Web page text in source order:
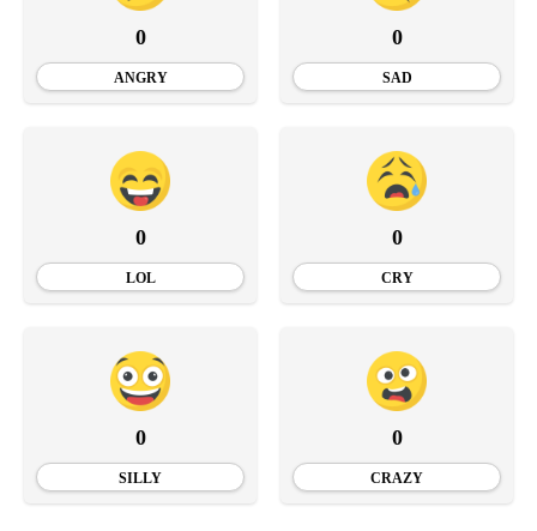
0
ANGRY
0
SAD
0
LOL
0
CRY
0
SILLY
0
CRAZY